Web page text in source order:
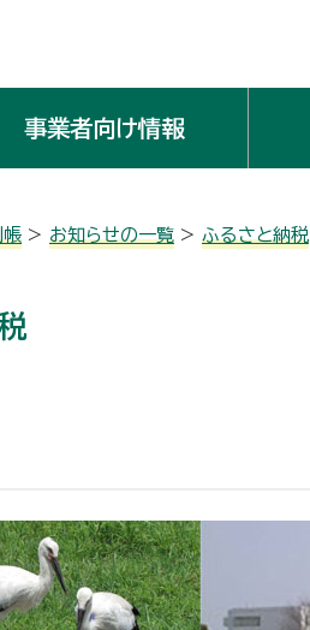
事業者向け情報
帳 > お知らせの一覧 > ふるさと納税